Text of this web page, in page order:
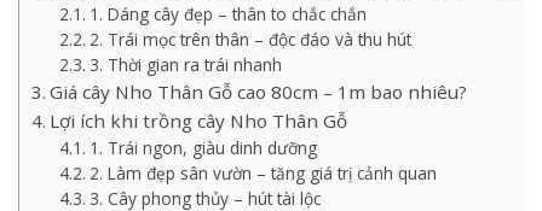
1. Dáng cây đẹp – thân to chắc chắn
2. Trái mọc trên thân – độc đáo và thu hút
3. Thời gian ra trái nhanh
Giá cây Nho Thân Gỗ cao 80cm – 1m bao nhiêu?
Lợi ích khi trồng cây Nho Thân Gỗ
1. Trái ngon, giàu dinh dưỡng
2. Làm đẹp sân vườn – tăng giá trị cảnh quan
3. Cây phong thủy – hút tài lộc